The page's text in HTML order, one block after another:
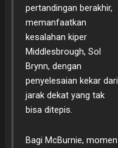
pertandingan berakhir,
memanfaatkan
kesalahan kiper
Middlesbrough, Sol
Brynn, dengan
penyelesaian kekar dari
jarak dekat yang tak
bisa ditepis.
Bagi McBurnie, momen